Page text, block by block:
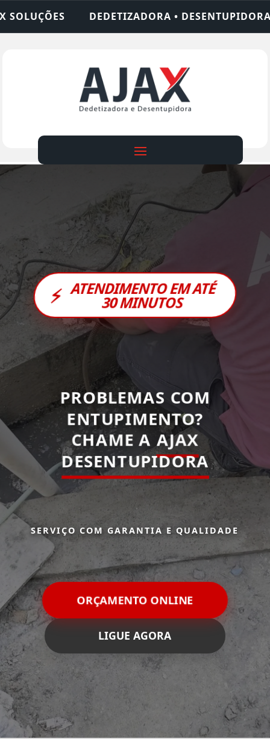
• DESENTUPIDORA • LIMPEZA DE FOSSA •
⚡ ATENDIMENTO EM ATÉ
30 MINUTOS
PROBLEMAS COM
ENTUPIMENTO?
CHAME A AJAX
DESENTUPIDORA
SERVIÇO COM GARANTIA E QUALIDADE
ORÇAMENTO ONLINE
LIGUE AGORA